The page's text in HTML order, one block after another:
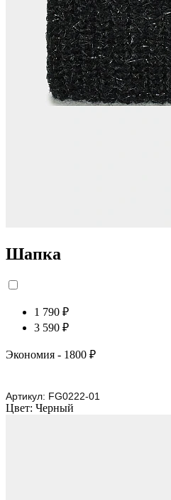
Шапка
1 790 ₽
3 590 ₽
Экономия - 1800 ₽
Артикул: FG0222-01
Цвет: Черный